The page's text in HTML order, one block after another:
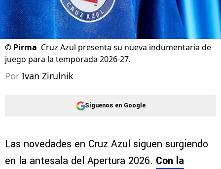
© Pirma Cruz Azul presenta su nueva indumentaria de
juego para la temporada 2026-27.
Por Ivan Zirulnik
Síguenos en Google
Las novedades en Cruz Azul siguen surgiendo
en la antesala del Apertura 2026. Con la